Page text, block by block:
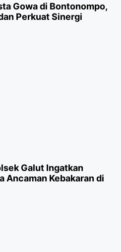
Gowa di Bontonompo,
Perkuat Sinergi
Galut Ingatkan
Ancaman Kebakaran di